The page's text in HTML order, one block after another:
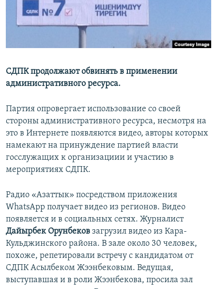
СДПК продолжают обвинять в применении
административного ресурса.
Партия опровергает использование со своей
стороны административного ресурса, несмотря на
это в Интернете появляются видео, авторы которых
намекают на принуждение партией власти
госслужащих к организациии и участию в
мероприятиях СДПК.
Радио «Азаттык» посредством приложения
WhatsApp получает видео из регионов. Видео
появляется и в социальных сетях. Журналист
Дайырбек Орунбеков загрузил видео из Кара-
Кульджинского района. В зале около 30 человек,
похоже, репетировали встречу с кандидатом от
СДПК Асылбеком Жээнбековым. Ведущая,
выступавшая и в роли Жээнбекова, просила зал